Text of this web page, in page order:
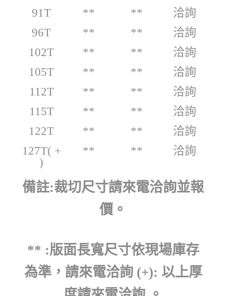
91T
** **
洽詢
96T
** **
洽詢
102T
** **
洽詢
105T
** **
洽詢
112T
** **
洽詢
115T
** **
洽詢
122T
** **
洽詢
127T( +
)
** ** 洽詢
備註:裁切尺寸請來電洽詢並報
價。
** :版面長寬尺寸依現場庫存
為準，請來電洽詢 (+): 以上厚